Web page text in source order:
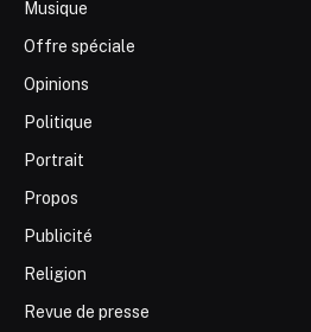
Musique
Offre spéciale
Opinions
Politique
Portrait
Propos
Publicité
Religion
Revue de presse